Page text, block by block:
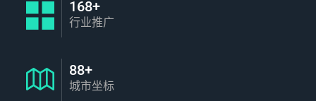
168+
行业推广
88+
城市坐标